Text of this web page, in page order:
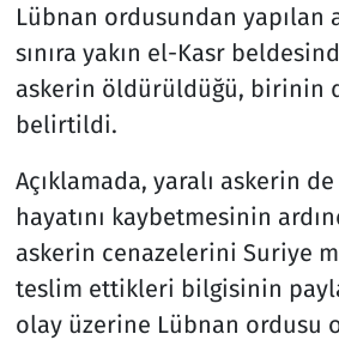
Lübnan ordusundan yapılan
sınıra yakın el-Kasr
askerin öldürüldüğü, birinin
belirtildi.
Açıklamada, yaralı askerin
hayatını kaybetmesinin
askerin cenazelerini Suriye
teslim ettikleri bilgisinin
olay üzerine Lübnan ordusu